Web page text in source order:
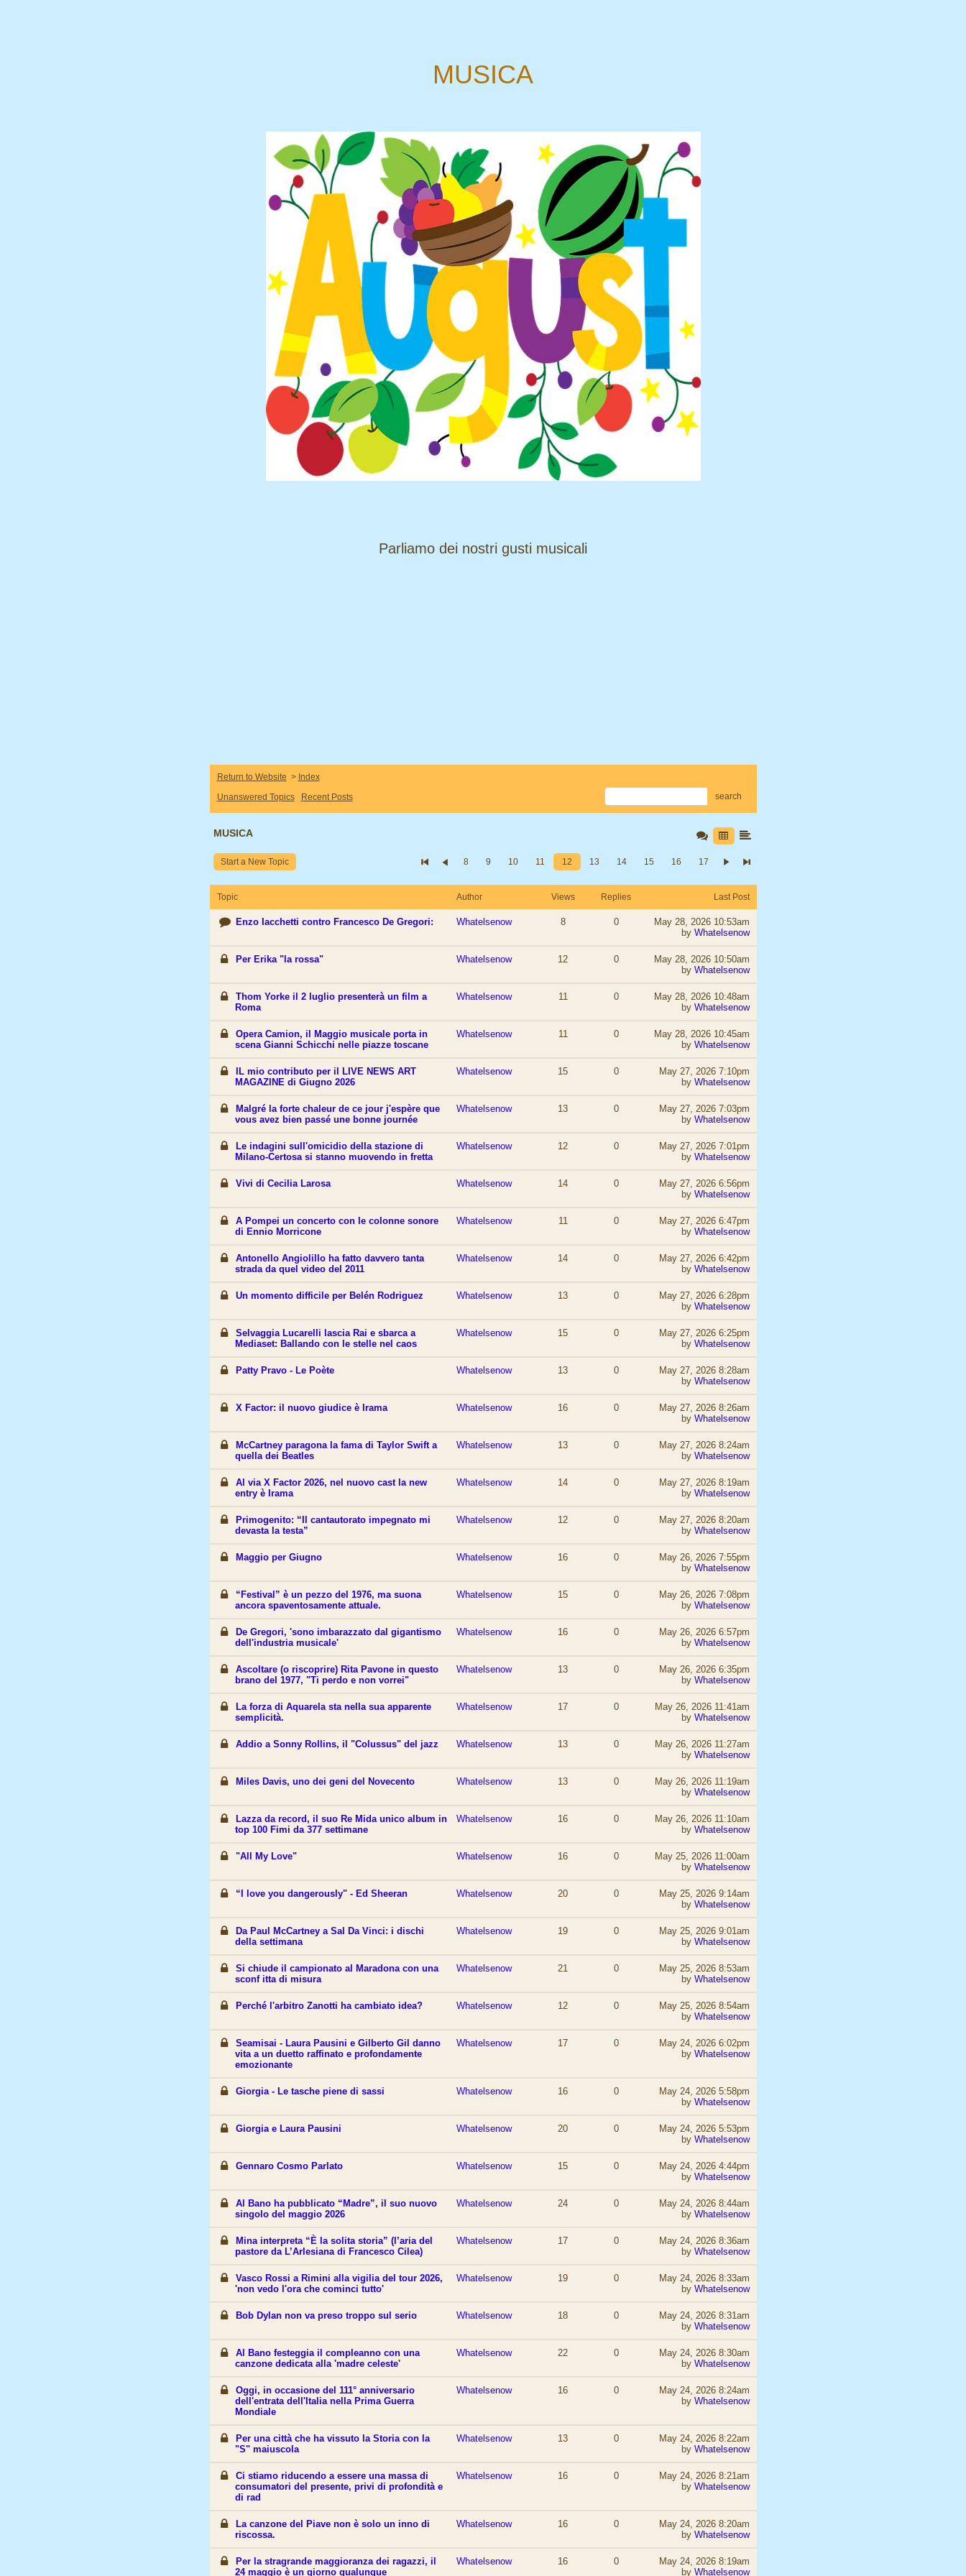
MUSICA
​​​​​​​Parliamo dei nostri gusti musicali
Return to Website > Index
Unanswered Topics
Recent Posts search
MUSICA
Start a New Topic 8 9 10 11 12 13 14 15 16 17
Topic Author Views Replies Last Post
Enzo Iacchetti contro Francesco De Gregori: Whatelsenow 8 0
May 28, 2026 10:53am
by Whatelsenow
Per Erika "la rossa" Whatelsenow 12 0
May 28, 2026 10:50am
by Whatelsenow
Thom Yorke il 2 luglio presenterà un film a
Roma
Whatelsenow 11 0
May 28, 2026 10:48am
by Whatelsenow
Opera Camion, il Maggio musicale porta in
scena Gianni Schicchi nelle piazze toscane
Whatelsenow 11 0
May 28, 2026 10:45am
by Whatelsenow
IL mio contributo per il LIVE NEWS ART
MAGAZINE di Giugno 2026
Whatelsenow 15 0
May 27, 2026 7:10pm
by Whatelsenow
Malgré la forte chaleur de ce jour j'espère que
vous avez bien passé une bonne journée
Whatelsenow 13 0
May 27, 2026 7:03pm
by Whatelsenow
Le indagini sull'omicidio della stazione di
Milano-Certosa si stanno muovendo in fretta
Whatelsenow 12 0
May 27, 2026 7:01pm
by Whatelsenow
Vivi di Cecilia Larosa Whatelsenow 14 0
May 27, 2026 6:56pm
by Whatelsenow
A Pompei un concerto con le colonne sonore
di Ennio Morricone
Whatelsenow 11 0
May 27, 2026 6:47pm
by Whatelsenow
Antonello Angiolillo ha fatto davvero tanta
strada da quel video del 2011
Whatelsenow 14 0
May 27, 2026 6:42pm
by Whatelsenow
Un momento difficile per Belén Rodriguez Whatelsenow 13 0
May 27, 2026 6:28pm
by Whatelsenow
Selvaggia Lucarelli lascia Rai e sbarca a
Mediaset: Ballando con le stelle nel caos
Whatelsenow 15 0
May 27, 2026 6:25pm
by Whatelsenow
Patty Pravo - Le Poète Whatelsenow 13 0
May 27, 2026 8:28am
by Whatelsenow
X Factor: il nuovo giudice è Irama Whatelsenow 16 0
May 27, 2026 8:26am
by Whatelsenow
McCartney paragona la fama di Taylor Swift a
quella dei Beatles
Whatelsenow 13 0
May 27, 2026 8:24am
by Whatelsenow
Al via X Factor 2026, nel nuovo cast la new
entry è Irama
Whatelsenow 14 0
May 27, 2026 8:19am
by Whatelsenow
Primogenito: “Il cantautorato impegnato mi
devasta la testa”
Whatelsenow 12 0
May 27, 2026 8:20am
by Whatelsenow
Maggio per Giugno Whatelsenow 16 0
May 26, 2026 7:55pm
by Whatelsenow
“Festival” è un pezzo del 1976, ma suona
ancora spaventosamente attuale.
Whatelsenow 15 0
May 26, 2026 7:08pm
by Whatelsenow
De Gregori, 'sono imbarazzato dal gigantismo
dell'industria musicale'
Whatelsenow 16 0
May 26, 2026 6:57pm
by Whatelsenow
Ascoltare (o riscoprire) Rita Pavone in questo
brano del 1977, "Ti perdo e non vorrei"
Whatelsenow 13 0
May 26, 2026 6:35pm
by Whatelsenow
La forza di Aquarela sta nella sua apparente
semplicità.
Whatelsenow 17 0
May 26, 2026 11:41am
by Whatelsenow
Addio a Sonny Rollins, il "Colussus" del jazz Whatelsenow 13 0
May 26, 2026 11:27am
by Whatelsenow
Miles Davis, uno dei geni del Novecento Whatelsenow 13 0
May 26, 2026 11:19am
by Whatelsenow
Lazza da record, il suo Re Mida unico album in
top 100 Fimi da 377 settimane
Whatelsenow 16 0
May 26, 2026 11:10am
by Whatelsenow
"All My Love" Whatelsenow 16 0
May 25, 2026 11:00am
by Whatelsenow
“I love you dangerously" - Ed Sheeran Whatelsenow 20 0
May 25, 2026 9:14am
by Whatelsenow
Da Paul McCartney a Sal Da Vinci: i dischi
della settimana
Whatelsenow 19 0
May 25, 2026 9:01am
by Whatelsenow
Si chiude il campionato al Maradona con una
sconf itta di misura
Whatelsenow 21 0
May 25, 2026 8:53am
by Whatelsenow
Perché l'arbitro Zanotti ha cambiato idea? Whatelsenow 12 0
May 25, 2026 8:54am
by Whatelsenow
Seamisai - Laura Pausini e Gilberto Gil danno
vita a un duetto raffinato e profondamente
emozionante
Whatelsenow 17 0
May 24, 2026 6:02pm
by Whatelsenow
Giorgia - Le tasche piene di sassi Whatelsenow 16 0
May 24, 2026 5:58pm
by Whatelsenow
Giorgia e Laura Pausini Whatelsenow 20 0
May 24, 2026 5:53pm
by Whatelsenow
Gennaro Cosmo Parlato Whatelsenow 15 0
May 24, 2026 4:44pm
by Whatelsenow
Al Bano ha pubblicato “Madre”, il suo nuovo
singolo del maggio 2026
Whatelsenow 24 0
May 24, 2026 8:44am
by Whatelsenow
Mina interpreta “È la solita storia” (l’aria del
pastore da L’Arlesiana di Francesco Cilea)
Whatelsenow 17 0
May 24, 2026 8:36am
by Whatelsenow
Vasco Rossi a Rimini alla vigilia del tour 2026,
'non vedo l'ora che cominci tutto'
Whatelsenow 19 0
May 24, 2026 8:33am
by Whatelsenow
Bob Dylan non va preso troppo sul serio Whatelsenow 18 0
May 24, 2026 8:31am
by Whatelsenow
Al Bano festeggia il compleanno con una
canzone dedicata alla 'madre celeste'
Whatelsenow 22 0
May 24, 2026 8:30am
by Whatelsenow
Oggi, in occasione del 111° anniversario
dell'entrata dell'Italia nella Prima Guerra
Mondiale
Whatelsenow 16 0
May 24, 2026 8:24am
by Whatelsenow
Per una città che ha vissuto la Storia con la
"S" maiuscola
Whatelsenow 13 0
May 24, 2026 8:22am
by Whatelsenow
​Ci stiamo riducendo a essere una massa di
consumatori del presente, privi di profondità e
di rad
Whatelsenow 16 0
May 24, 2026 8:21am
by Whatelsenow
La canzone del Piave non è solo un inno di
riscossa.
Whatelsenow 16 0
May 24, 2026 8:20am
by Whatelsenow
Per la stragrande maggioranza dei ragazzi, il
24 maggio è un giorno qualunque
Whatelsenow 16 0
May 24, 2026 8:19am
by Whatelsenow